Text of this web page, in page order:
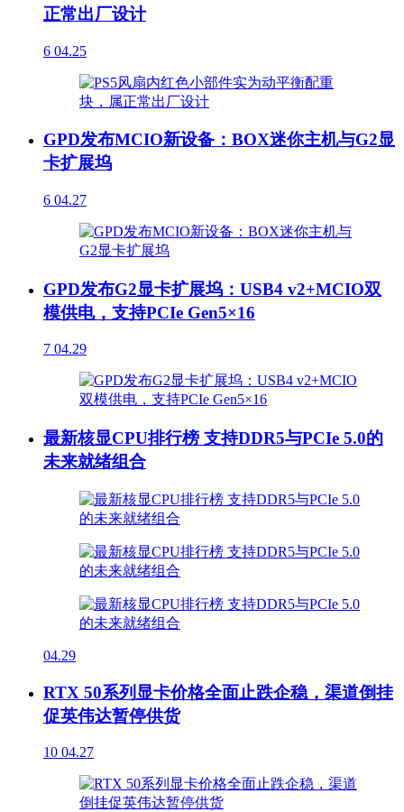
正常出厂设计
6 04.25
GPD发布MCIO新设备：BOX迷你主机与G2显
卡扩展坞
6 04.27
GPD发布G2显卡扩展坞：USB4 v2+MCIO双
模供电，支持PCIe Gen5×16
7 04.29
最新核显CPU排行榜 支持DDR5与PCIe 5.0的
未来就绪组合
04.29
RTX 50系列显卡价格全面止跌企稳，渠道倒挂
促英伟达暂停供货
10 04.27